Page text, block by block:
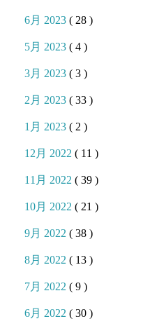
6月 2023( 28 )
5月 2023( 4 )
3月 2023( 3 )
2月 2023( 33 )
1月 2023( 2 )
12月 2022( 11 )
11月 2022( 39 )
10月 2022( 21 )
9月 2022( 38 )
8月 2022( 13 )
7月 2022( 9 )
6月 2022( 30 )